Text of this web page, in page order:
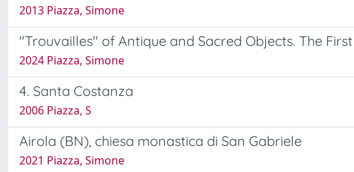
2013 Piazza, Simone
"Trouvailles" of Antique and Sacred Objects. The
2024 Piazza, Simone
4. Santa Costanza
2006 Piazza, S
Airola (BN), chiesa monastica di San Gabriele
2021 Piazza, Simone